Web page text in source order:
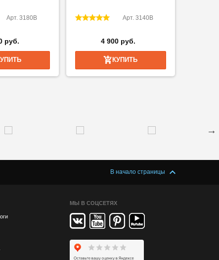
Арт. 3180B
руб.
Арт. 3140B
4 900 руб.
КУПИТЬ
В начало страницы
МЫ В СОЦСЕТЯХ